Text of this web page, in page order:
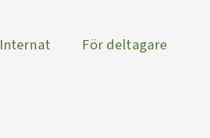
Internat För deltagare